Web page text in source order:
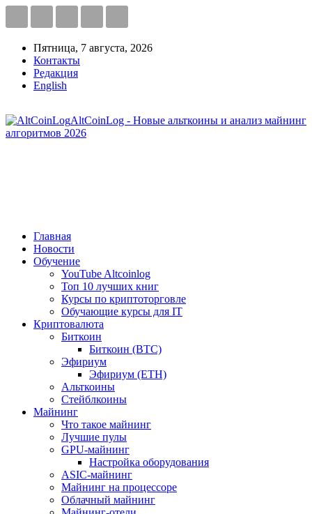
Пятница, 7 августа, 2026
Контакты
Редакция
English
AltCoinLog - Новые альткоины и анализ майнинг
алгоритмов 2026
Главная
Новости
Обучение
YouTube Altcoinlog
Топ 10 лучших книг
Курсы по криптоторговле
Обучающие курсы для IT
Криптовалюта
Биткоин
Биткоин (BTC)
Эфириум
Эфириум (ETH)
Альткоины
Стейблкоины
Майнинг
Что такое майнинг
Лучшие пулы
GPU-майнинг
Настройка оборудования
ASIC-майнинг
Майнинг на процессоре
Облачный майнинг